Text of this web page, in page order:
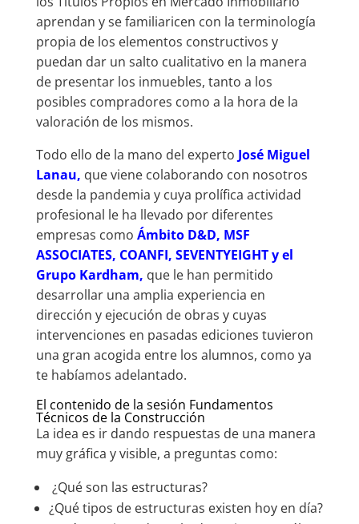
aprendan y se familiaricen con la terminología
propia de los elementos constructivos y
puedan dar un salto cualitativo en la manera
de presentar los inmuebles, tanto a los
posibles compradores como a la hora de la
valoración de los mismos.
Todo ello de la mano del experto José Miguel
Lanau, que viene colaborando con nosotros
desde la pandemia y cuya prolífica actividad
profesional le ha llevado por diferentes
empresas como Ámbito D&D, MSF
ASSOCIATES, COANFI, SEVENTYEIGHT y el
Grupo Kardham, que le han permitido
desarrollar una amplia experiencia en
dirección y ejecución de obras y cuyas
intervenciones en pasadas ediciones tuvieron
una gran acogida entre los alumnos, como ya
te habíamos adelantado.
El contenido de la sesión Fundamentos
Técnicos de la Construcción
La idea es ir dando respuestas de una manera
muy gráfica y visible, a preguntas como:
¿Qué son las estructuras?
¿Qué tipos de estructuras existen hoy en día?